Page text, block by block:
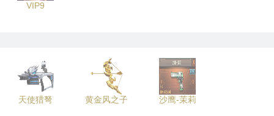
VIP9
天使猎弩 黄金风之子 沙鹰-茉莉